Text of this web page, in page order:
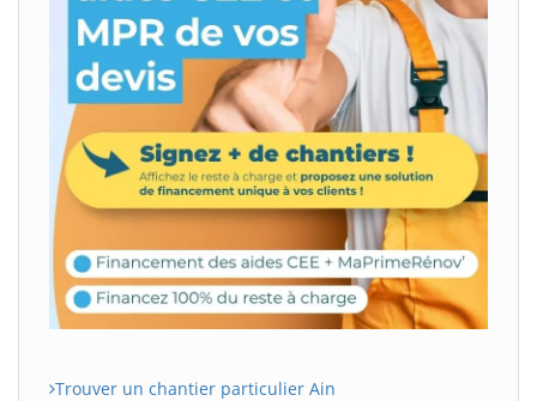
Trouver un chantier particulier Ain